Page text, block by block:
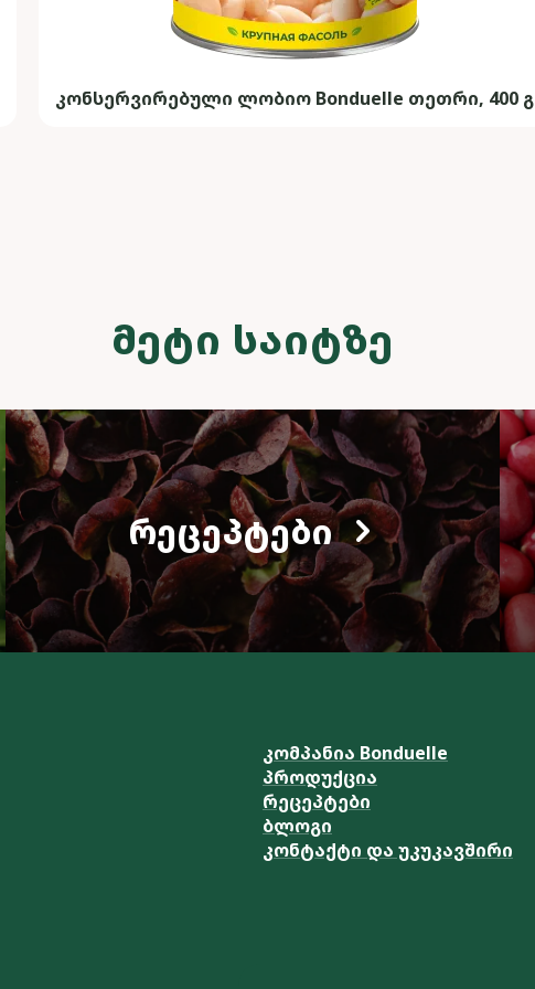
კონსერვირებული ლობიო Bonduelle თეთრი, 400 გ
ᲛᲔᲢᲘ ᲡᲐᲘᲢᲖᲔ
ᲠᲔᲪᲔᲞᲢᲔᲑᲘ
კომპანია Bonduelle
პროდუქცია
რეცეპტები
ბლოგი
კონტაქტი და უკუკავშირი